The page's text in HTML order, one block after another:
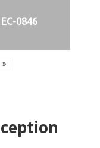
EC-0846
»